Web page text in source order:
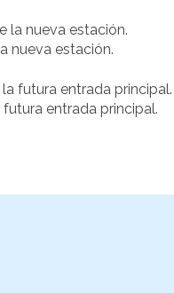
nueva estación.
entrada principal.